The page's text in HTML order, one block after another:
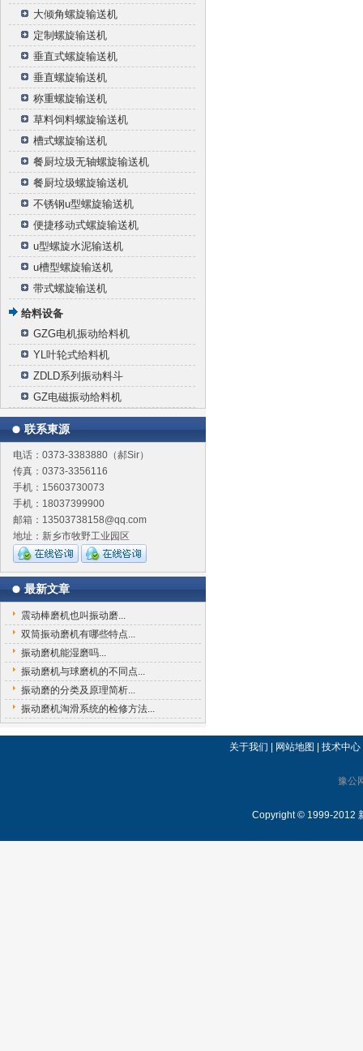
大倾角螺旋输送机
定制螺旋输送机
垂直式螺旋输送机
垂直螺旋输送机
称重螺旋输送机
草料饲料螺旋输送机
槽式螺旋输送机
餐厨垃圾无轴螺旋输送机
餐厨垃圾螺旋输送机
不锈钢u型螺旋输送机
便捷移动式螺旋输送机
u型螺旋水泥输送机
u槽型螺旋输送机
带式螺旋输送机
给料设备
GZG电机振动给料机
YL叶轮式给料机
ZDLD系列振动料斗
GZ电磁振动给料机
联系東源
电话：0373-3383880（郝Sir）
传真：0373-3356116
手机：15603730073
手机：18037399900
邮箱：13503738158@qq.com
地址：新乡市牧野工业园区
最新文章
震动棒磨机也叫振动磨...
双筒振动磨机有哪些特点...
振动磨机能湿磨吗...
振动磨机与球磨机的不同点...
振动磨的分类及原理简析...
振动磨机淘滑系统的检修方法...
关于我们 网站地图 技术中心
豫公
Copyright © 1999-2012